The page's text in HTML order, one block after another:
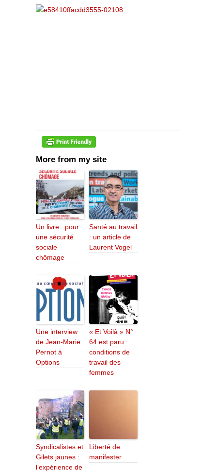
More from my site
Un livre : pour
une sécurité
sociale
chômage
Santé au travail
: un article de
Laurent Vogel
Une interview
de Jean-Marie
Pernot à
Options
« Et Voilà » N°
64 est paru :
conditions de
travail des
femmes
Syndicalistes et
Gilets jaunes :
l’expérience de
Liberté de
manifester